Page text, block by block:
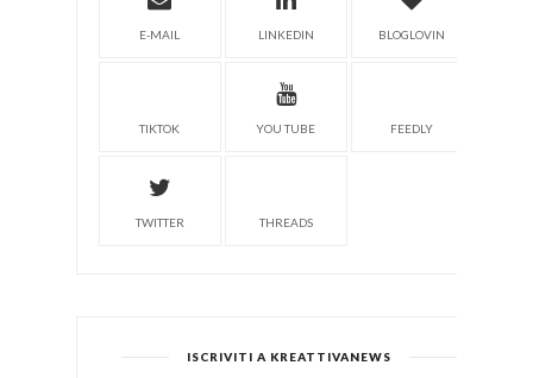
E-MAIL LINKEDIN BLOGLOVIN
TIKTOK YOU TUBE FEEDLY
TWITTER THREADS
ISCRIVITI A KREATTIVANEWS